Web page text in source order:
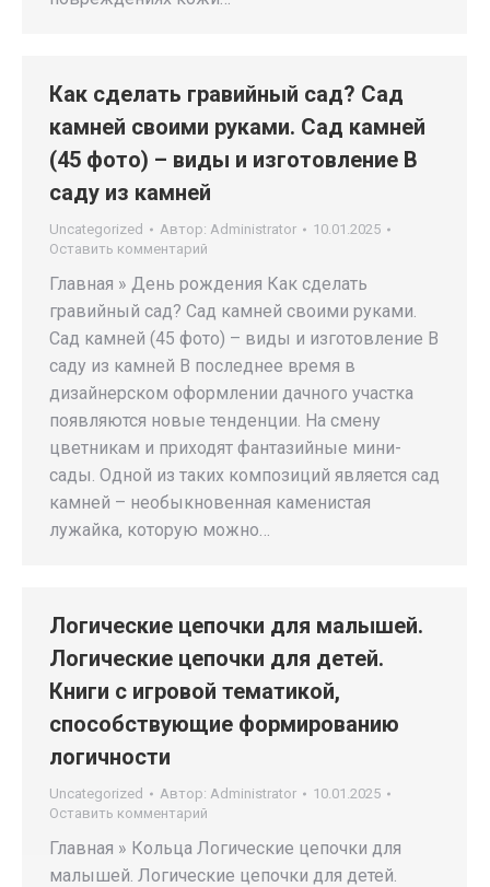
Как сделать гравийный сад? Сад
камней своими руками. Сад камней
(45 фото) – виды и изготовление В
саду из камней
Uncategorized Автор: Administrator
10.01.2025
Оставить комментарий
Главная » День рождения Как сделать
гравийный сад? Сад камней своими руками.
Сад камней (45 фото) – виды и изготовление В
саду из камней В последнее время в
дизайнерском оформлении дачного участка
появляются новые тенденции. На смену
цветникам и приходят фантазийные мини-
сады. Одной из таких композиций является сад
камней – необыкновенная каменистая
лужайка, которую можно…
Логические цепочки для малышей.
Логические цепочки для детей.
Книги с игровой тематикой,
способствующие формированию
логичности
Uncategorized Автор: Administrator
10.01.2025
Оставить комментарий
Главная » Кольца Логические цепочки для
малышей. Логические цепочки для детей.